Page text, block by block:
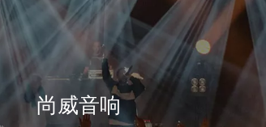
尚威音响